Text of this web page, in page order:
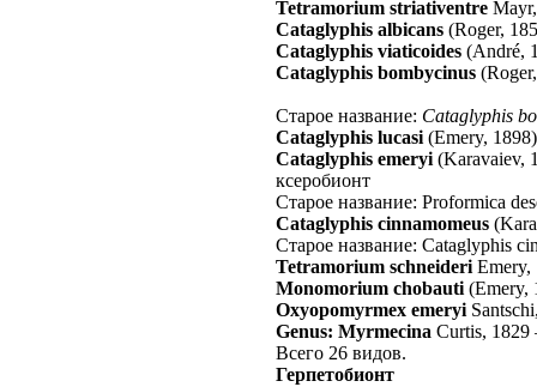
Tetramorium striativentre
Cataglyphis albicans (Roger,
Cataglyphis viaticoides (André,
Cataglyphis bombycinus
Старое название: Cataglyphis
Cataglyphis lucasi (Emery, 1898)
Cataglyphis emeryi (Karavaiev,
ксеробионт
Старое название: Proformica
Cataglyphis cinnamomeus
Старое название: Cataglyphis
Tetramorium schneideri Emery,
Monomorium chobauti (Emery,
Oxyopomyrmex emeryi
Genus: Myrmecina Curtis, 1829
Всего 26 видов.
Герпетобионт